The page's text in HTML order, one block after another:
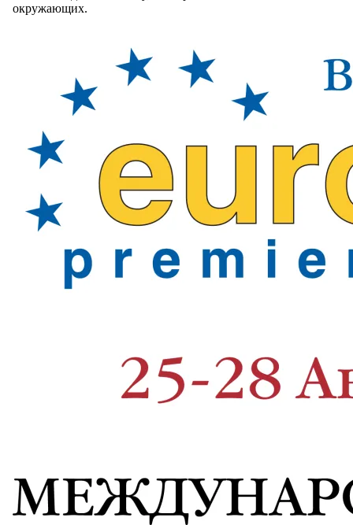
окружающих.